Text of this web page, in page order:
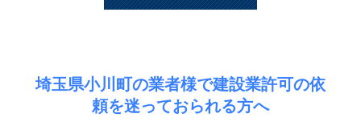
埼玉県小川町の業者様で建設業許可の依
頼を迷っておられる方へ